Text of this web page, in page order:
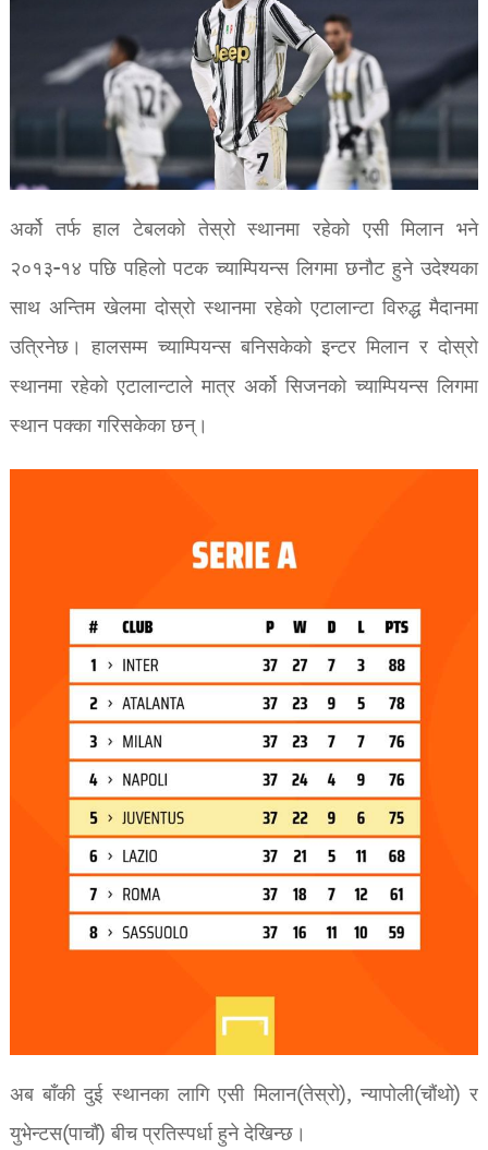
अर्को तर्फ हाल टेबलको तेस्रो स्थानमा रहेको एसी मिलान भने
२०१३-१४ पछि पहिलो पटक च्याम्पियन्स लिगमा छनौट हुने उदेश्यका
साथ अन्तिम खेलमा दोस्रो स्थानमा रहेको एटालान्टा विरुद्ध मैदानमा
उत्रिनेछ। हालसम्म च्याम्पियन्स बनिसकेको इन्टर मिलान र दोस्रो
स्थानमा रहेको एटालान्टाले मात्र अर्को सिजनको च्याम्पियन्स लिगमा
स्थान पक्का गरिसकेका छन्।
अब बाँकी दुई स्थानका लागि एसी मिलान(तेस्रो), न्यापोली(चौंथो) र
युभेन्टस(पाचौं) बीच प्रतिस्पर्धा हुने देखिन्छ।